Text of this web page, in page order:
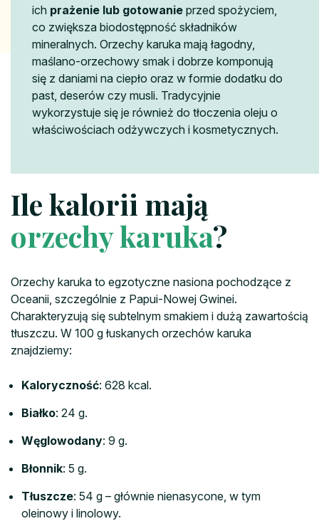
ich prażenie lub gotowanie przed spożyciem,
co zwiększa biodostępność składników
mineralnych. Orzechy karuka mają łagodny,
maślano-orzechowy smak i dobrze komponują
się z daniami na ciepło oraz w formie dodatku do
past, deserów czy musli. Tradycyjnie
wykorzystuje się je również do tłoczenia oleju o
właściwościach odżywczych i kosmetycznych.
Ile kalorii mają
orzechy karuka?
Orzechy karuka to egzotyczne nasiona pochodzące z
Oceanii, szczególnie z Papui-Nowej Gwinei.
Charakteryzują się subtelnym smakiem i dużą zawartością
tłuszczu. W 100 g łuskanych orzechów karuka
znajdziemy:
Kaloryczność: 628 kcal.
Białko: 24 g.
Węglowodany: 9 g.
Błonnik: 5 g.
Tłuszcze: 54 g – głównie nienasycone, w tym
oleinowy i linolowy.